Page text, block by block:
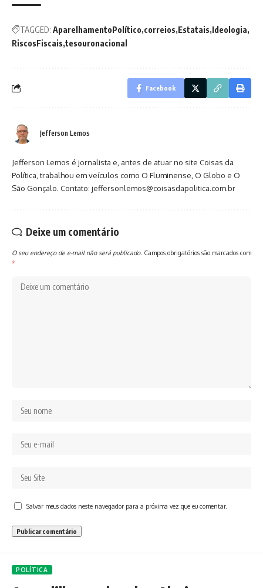
TAGGED: AparelhamentoPolítico correios Estatais Ideologia
RiscosFiscais tesouronacional
Facebook
Jefferson Lemos
Jefferson Lemos é jornalista e, antes de atuar no site Coisas da
Política, trabalhou em veículos como O Fluminense, O Globo e O
São Gonçalo. Contato: jeffersonlemos@coisasdapolitica.com.br
Deixe um comentário
O seu endereço de e-mail não será publicado. Campos obrigatórios são marcados com
*
Salvar meus dados neste navegador para a próxima vez que eu comentar.
POLÍTICA